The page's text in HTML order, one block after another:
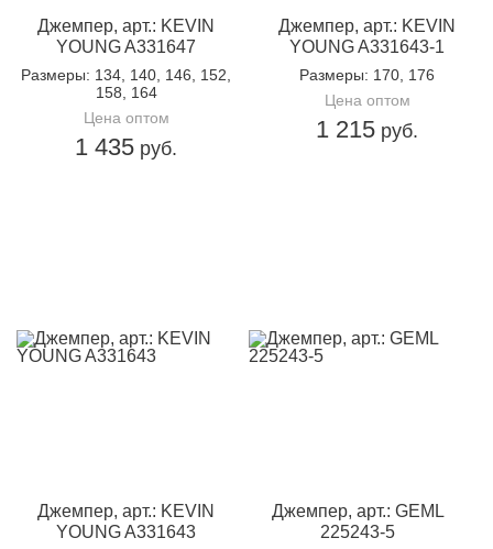
Джемпер, арт.: KEVIN
YOUNG A331647
Размеры: 134, 140, 146, 152,
158, 164
Цена оптом
1 435 руб.
Джемпер, арт.: KEVIN
YOUNG A331643-1
Размеры: 170, 176
Цена оптом
1 215 руб.
Джемпер, арт.: KEVIN
YOUNG A331643
Джемпер, арт.: GEML
225243-5